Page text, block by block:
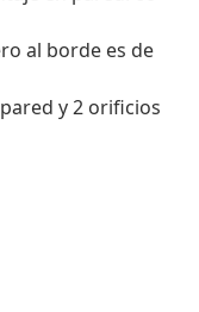
al borde es de
y 2 orificios